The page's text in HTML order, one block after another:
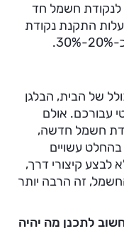
לנקודת חשמל חד
הקיר. עלות התקנת נקודת
של הבית, הבלגן
עבורכם. אולם
חשמל חדשה,
עשויים
לבצע קיצורי דרך,
זה הרבה יותר
לתכנן מה יהיה